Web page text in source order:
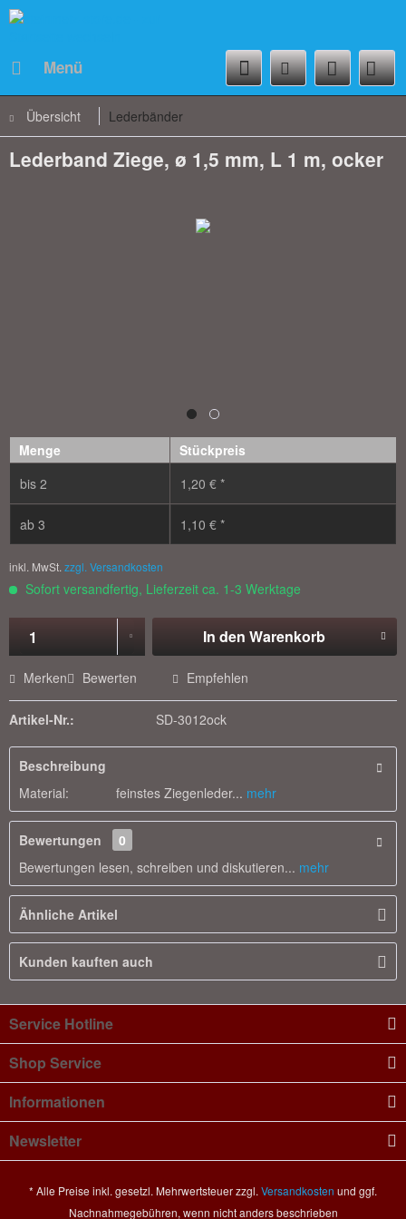
Menü
Übersicht Lederbänder
Lederband Ziege, ø 1,5 mm, L 1 m, ocker
Menge
Stückpreis
bis 2 1,20 € *
ab 3 1,10 € *
inkl. MwSt. zzgl. Versandkosten
Sofort versandfertig, Lieferzeit ca. 1-3 Werktage
In den Warenkorb
Merken Bewerten Empfehlen
Artikel-Nr.: SD-3012ock
Beschreibung
Material: feinstes Ziegenleder... mehr
Bewertungen
0
Bewertungen lesen, schreiben und diskutieren... mehr
Ähnliche Artikel
Kunden kauften auch
Service Hotline
Shop Service
Informationen
Newsletter
* Alle Preise inkl. gesetzl. Mehrwertsteuer zzgl. Versandkosten und ggf.
Nachnahmegebühren, wenn nicht anders beschrieben